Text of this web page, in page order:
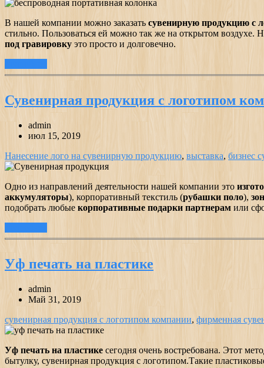
В нашей компании можно заказать сувенирную продукцию с
стильно. Пользоваться ей можно так же на открытом
под гравировку это просто и долговечно.
Сувенирная продукция с логотипом
admin
июл 15, 2019
Нанесение лого на сувенирную продукцию, выставка, бизнес
Одно из направлений деятельности нашей компании это
аккумуляторы), корпоративный текстиль (рубашки поло),
подобрать любые корпоративные подарки партнерам или
Уф печать на пластике
admin
Май 31, 2019
сувенирная продукция с логотипом компании, фирменная
Уф печать на пластике сегодня очень востребована. Этот
бытулку, сувенирная продукция с логотипом.Такие